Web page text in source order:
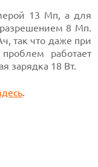
13 Мп, а для
8 Мп.
так что даже при
работает
зарядка 18 Вт.
.